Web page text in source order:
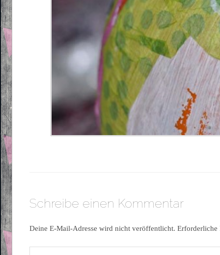
Schreibe einen Kommentar
Deine E-Mail-Adresse wird nicht veröffentlicht.